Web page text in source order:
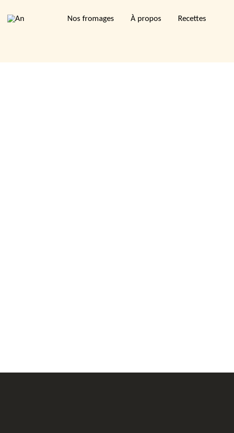
Nos fromages À propos Recettes